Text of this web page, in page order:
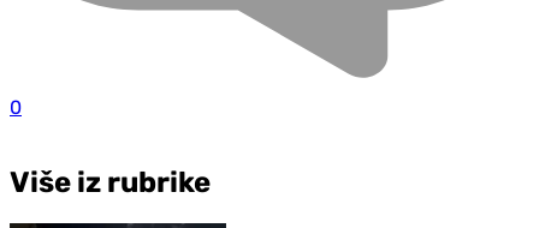
0
Više iz rubrike